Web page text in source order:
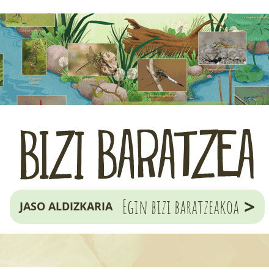
JASO ALDIZKARIA Egin bizi baratzeakoa >